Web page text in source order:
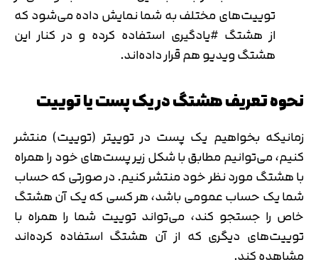
توییت‌های مختلف به شما نمایش داده می‌شود که
از هشتگ #یادگیری استفاده کرده‌ و در کنار این
هشتگ ویدیو هم قرار داده‌اند.
نحوه تعریف هشتگ در یک پست یا توییت
زمانیکه بخواهیم یک پست در توییتر (توییت) منتشر
کنیم، می‌توانیم مطابق با شکل زیر پست‌های خود را همراه
با هشتگ مورد نظر خود منتشر کنیم. در صورتی که حساب
شما یک حساب عمومی باشد، هر کسی که یک آن هشتگ
خاص را جستجو کند، می‌تواند توییت شما را همراه با
توییت‌های دیگری که از آن هشتگ استفاده کرده‌اند
مشاهده کند.